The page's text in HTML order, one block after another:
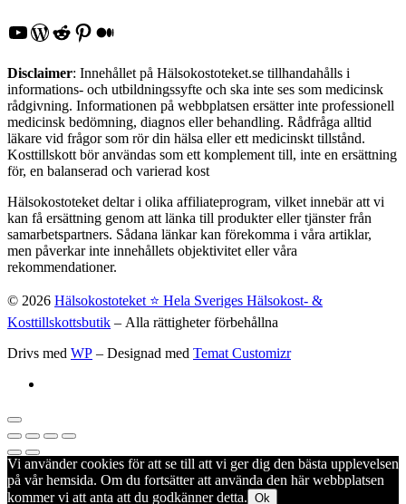
YouTube
WordPress
Reddit
Pinterest
Medium
Disclaimer: Innehållet på Hälsokostoteket.se tillhandahålls i
informations- och utbildningssyfte och ska inte ses som medicinsk
rådgivning. Informationen på webbplatsen ersätter inte professionell
medicinsk bedömning, diagnos eller behandling. Rådfråga alltid
läkare vid frågor som rör din hälsa eller ett medicinskt tillstånd.
Kosttillskott bör användas som ett komplement till, inte en ersättning
för, en balanserad och varierad kost
Hälsokostoteket deltar i olika affiliateprogram, vilket innebär att vi
kan få ersättning genom att länka till produkter eller tjänster från
samarbetspartners. Sådana länkar kan förekomma i våra artiklar,
men påverkar inte innehållets objektivitet eller våra
rekommendationer.
© 2026 Hälsokostoteket ⭐️ Hela Sveriges Hälsokost- &
Kosttillskottsbutik – Alla rättigheter förbehållna
Drivs med WP – Designad med Temat Customizr
Vi använder cookies för att se till att vi ger dig den bästa upplevelsen
på vår hemsida. Om du fortsätter att använda den här webbplatsen
kommer vi att anta att du godkänner detta. Ok